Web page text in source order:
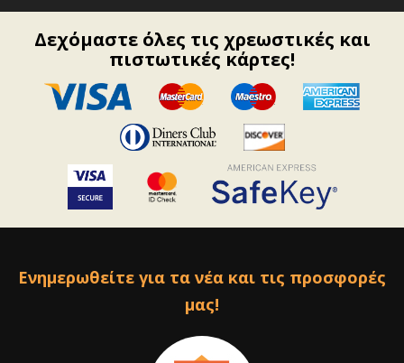
Δεχόμαστε όλες τις χρεωστικές και
πιστωτικές κάρτες!
Ενημερωθείτε για τα νέα και τις προσφορές
μας!